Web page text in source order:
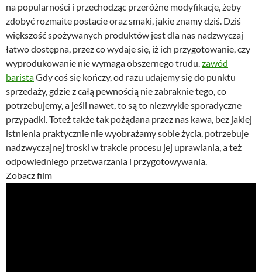
na popularności i przechodząc przeróżne modyfikacje, żeby
zdobyć rozmaite postacie oraz smaki, jakie znamy dziś. Dziś
większość spożywanych produktów jest dla nas nadzwyczaj
łatwo dostępna, przez co wydaje się, iż ich przygotowanie, czy
wyprodukowanie nie wymaga obszernego trudu.zawód
baristaGdy coś się kończy, od razu udajemy się do punktu
sprzedaży, gdzie z całą pewnością nie zabraknie tego, co
potrzebujemy, a jeśli nawet, to są to niezwykle sporadyczne
przypadki. Toteż także tak pożądana przez nas kawa, bez jakiej
istnienia praktycznie nie wyobrażamy sobie życia, potrzebuje
nadzwyczajnej troski w trakcie procesu jej uprawiania, a też
odpowiedniego przetwarzania i przygotowywania.
Zobacz film